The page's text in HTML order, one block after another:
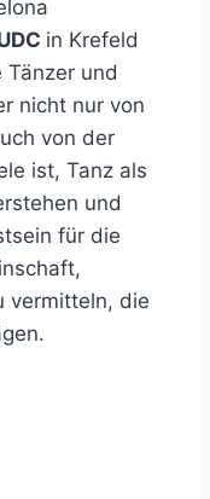
in Krefeld
Tänzer und
nicht nur von
von der
ist, Tanz als
und
für die
vermitteln, die